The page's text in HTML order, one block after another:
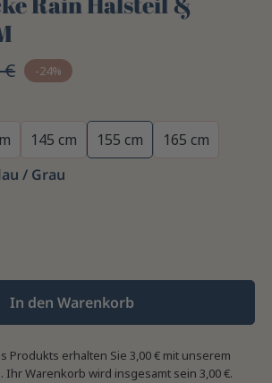
€ -24%
145 cm 155 cm
165 cm
/ Grau
In den Warenkorb
Produkts erhalten Sie 3,00 €mit unserem
Ihr Warenkorb wird insgesamt sein 3,00 €.